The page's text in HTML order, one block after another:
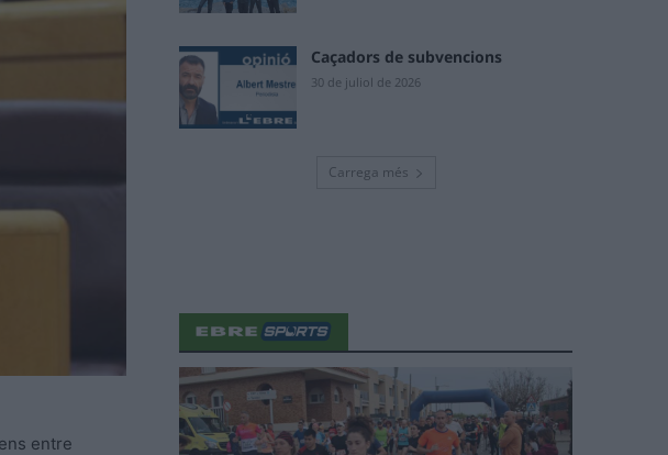
entre
Caçadors de subvencions
30 de juliol de 2026
Carrega més